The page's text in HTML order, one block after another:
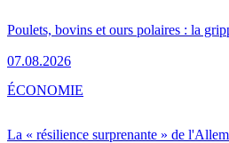
Poulets, bovins et ours polaires : la
07.08.2026
La « résilience surprenante » de
ÉCONOMIE